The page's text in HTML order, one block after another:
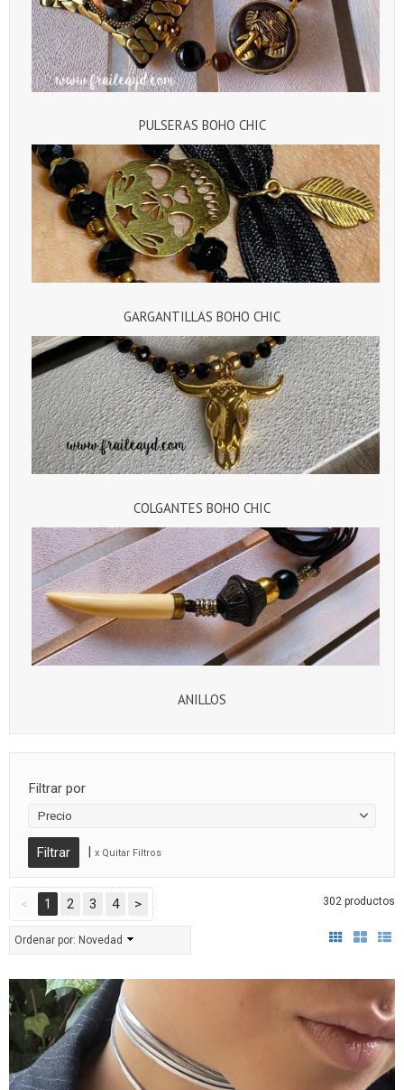
PULSERAS BOHO CHIC
GARGANTILLAS BOHO CHIC
COLGANTES BOHO CHIC
ANILLOS
Filtrar por
Precio
| x Quitar Filtros
< 1 2 3 4 > 302 productos
Ordenar por: Novedad